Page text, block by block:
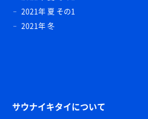
2021年 夏 その1
2021年 冬
サウナイキタイについて